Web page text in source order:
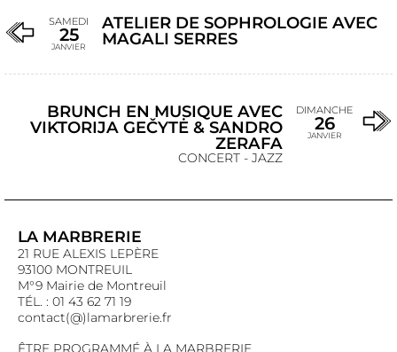
SAMEDI
25
JANVIER
ATELIER DE SOPHROLOGIE AVEC
MAGALI SERRES
BRUNCH EN MUSIQUE AVEC
VIKTORIJA GEČYTĖ & SANDRO
ZERAFA
CONCERT - JAZZ
DIMANCHE
26
JANVIER
LA MARBRERIE
21 RUE ALEXIS LEPÈRE
93100 MONTREUIL
M°9 Mairie de Montreuil
TÉL. : 01 43 62 71 19
contact(@)lamarbrerie.fr
ÊTRE PROGRAMMÉ À LA MARBRERIE